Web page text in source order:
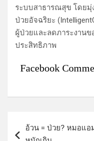
ระบบสาธารณสุข โดยมุ่
ป่วยอัจฉริยะ
ผู้ป่วยและลดภาระงาน
ประสิทธิภาพ
Facebook
น
อ้วน = ป่วย? หมอแอ